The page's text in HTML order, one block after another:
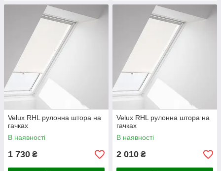
Velux RHL рулонна штора на
гачках
В наявності
1 730 ₴
Velux RHL рулонна штора на
гачках
В наявності
2 010 ₴